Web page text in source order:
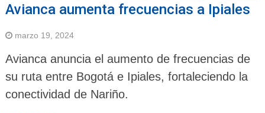
Avianca aumenta frecuencias a Ipiales
marzo 19, 2024
Avianca anuncia el aumento de frecuencias de
su ruta entre Bogotá e Ipiales, fortaleciendo la
conectividad de Nariño.